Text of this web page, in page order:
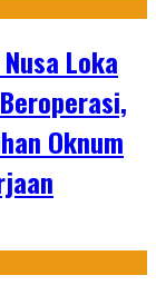
Loka
Oknum